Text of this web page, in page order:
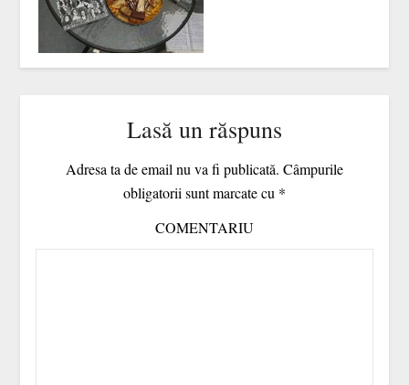
Lasă un răspuns
Adresa ta de email nu va fi publicată. Câmpurile
obligatorii sunt marcate cu *
COMENTARIU